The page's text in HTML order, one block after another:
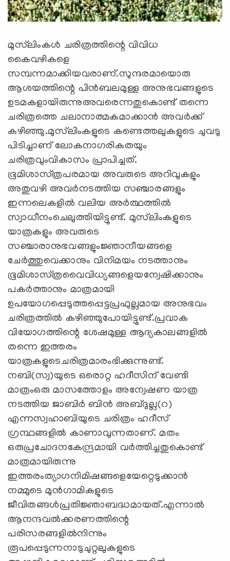
മുസ്‌ലിംകള്‍ ചരിത്രത്തിന്റെ വിവിധ
കൈവഴികളെ
സമ്പന്നമാക്കിയവരാണ്‌.സുന്ദരമായൊരു
ആശയത്തിന്റെ പിന്‍ബലമുള്ള അനുഭവങ്ങളുടെ
ഉടമകളായിരുന്നുഅവരെന്നതുകൊണ്ട്‌ തന്നെ
ചരിത്രത്തെ ചലാനാത്മകമാക്കാന്‍ അവര്‍ക്ക്‌
കഴിഞ്ഞു.മുസ്‌ലിംകളുടെ കണ്ടെത്തലുകളുടെ ചുവടു
പിടിച്ചാണ്‌ ലോകനാഗരികതയും
ചരിത്രവുംവികാസം പ്രാപിച്ചത്‌.
ഭൂമിശാസ്‌ത്രപരമായ അവരുടെ അറിവുകളും
അതുവഴി അവര്‍നടത്തിയ സഞ്ചാരങ്ങളും
ഇന്നലെകളില്‍ വലിയ അര്‍ത്ഥത്തില്‍
സ്വാധീനംചെലുത്തിയിട്ടുണ്ട്‌. മുസ്‌ലിംകളുടെ
യാത്രകളും അവരുടെ
സഞ്ചാരാനുഭവങ്ങളുംജ്ഞാനീയങ്ങളെ
ചേര്‍ത്തുവെക്കാനും വിനിമയം നടത്താനും
ഭൂമിശാസ്‌ത്രവൈവിധ്യങ്ങളെയന്വേഷിക്കാനും
പകര്‍ത്താനും മാത്രമായി
ഉപയോഗപ്പെടുത്തപ്പെട്ടപ്രഫുല്ലമായ അനുഭവം
ചരിത്രത്തില്‍ കഴിഞ്ഞുപോയിട്ടുണ്ട്‌.പ്രവാക
വിയോഗത്തിന്റെ ശേഷമുള്ള ആദ്യകാലങ്ങളില്‍
തന്നെ ഇത്തരം
യാത്രകളുടെചരിത്രമാരംഭിക്കുന്നുണ്ട്‌.
നബി(സ്വ)യുടെ ഒരൊറ്റ ഹദീസിന്‌ വേണ്ടി
മാത്രംഒരു മാസത്തോളം അന്വേഷണ യാത്ര
നടത്തിയ ജാബിര്‍ ബിന്‍ അബ്ദുല്ല(റ)
എന്നസ്വഹാബിയുടെ ചരിത്രം ഹദീസ്‌
ഗ്രന്ഥങ്ങളില്‍ കാണാവുന്നതാണ്‌. മതം
ഒരുപ്രചോദനകേന്ദ്രമായി വര്‍ത്തിച്ചതുകൊണ്ട്‌
മാത്രമായിരുന്നു
ഇത്തരംത്യാഗനിമിഷങ്ങളെയേറ്റെടുക്കാന്‍
നമ്മുടെ മുന്‍ഗാമികളുടെ
ജീവിതങ്ങള്‍പ്രതിജ്ഞാബദ്ധമായത്‌.എന്നാല്‍
ആനന്ദവല്‍ക്കരണത്തിന്റെ
പരിസരങ്ങളില്‍നിന്നും
രൂപപ്പെടുന്നനാടുചുറ്റലുകളുടെ